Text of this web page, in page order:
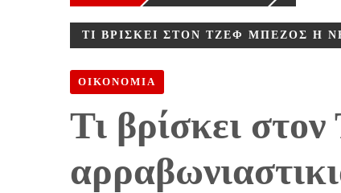
ΤΙ ΒΡΊΣΚΕΙ ΣΤΟΝ ΤΖΕΦ ΜΠΈΖΟΣ Η
ΟΙΚΟΝΟΜΙΑ
Τι βρίσκει